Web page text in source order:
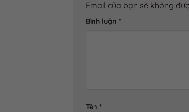
Email của bạn sẽ không
Bình luận *
Tên *